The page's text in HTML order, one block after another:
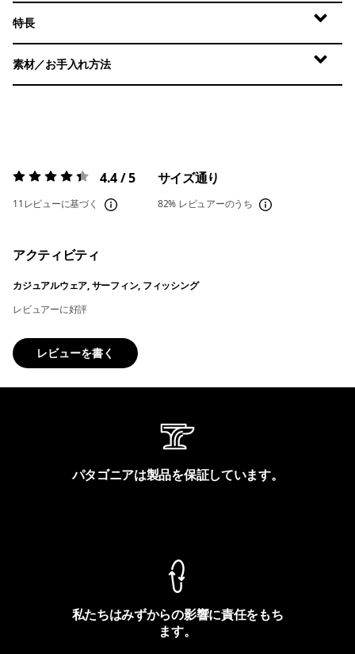
特長
素材／お手入れ方法
評価:4.4 / 5 4.4 / 5
11レビューに基づく
サイズ通り
82% レビュアーのうち
アクティビティ
カジュアルウェア, サーフィン, フィッシング
レビュアーに好評
レビューを書く
パタゴニアは製品を保証しています。
私たちはみずからの影響に責任をもち
ます。